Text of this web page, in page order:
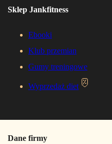
Sklep Jankfitness
Ebooki
Klub przemian
Gumy treningowe
Wyprzedaż diet
Dane firmy